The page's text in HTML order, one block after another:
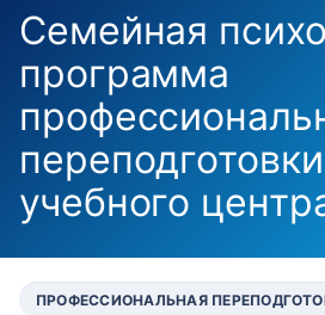
Семейная
программа
учебного
ПРОФЕССИОНАЛЬНАЯ